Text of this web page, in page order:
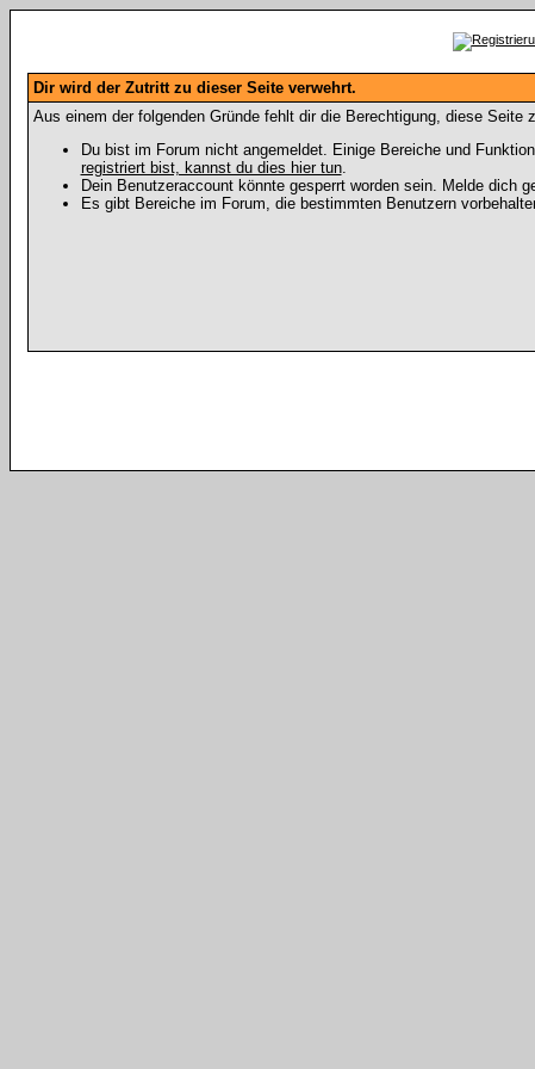
Dir wird der Zutritt zu dieser Seite verwehrt.
Aus einem der folgenden Gründe fehlt dir die Berechtigung, diese Seite
Du bist im Forum nicht angemeldet. Einige Bereiche und
registriert bist, kannst du dies hier tun.
Dein Benutzeraccount könnte gesperrt worden sein. Melde dich
Es gibt Bereiche im Forum, die bestimmten Benutzern